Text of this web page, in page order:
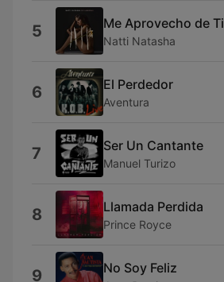
5 Me Aprovecho de Ti
Natti Natasha
6 El Perdedor
Aventura
7 Ser Un Cantante
Manuel Turizo
8 Llamada Perdida
Prince Royce
9 No Soy Feliz